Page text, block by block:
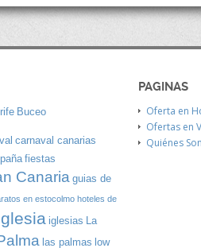
Buceo
carnaval canarias
fiestas
Canaria guias de
en estocolmo hoteles de
iglesias La
las palmas low
PAGINAS
Oferta en
Ofertas en
Quiénes